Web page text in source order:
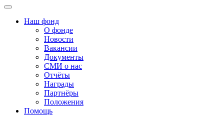
Наш фонд
О фонде
Новости
Вакансии
Документы
СМИ о нас
Отчёты
Награды
Партнёры
Положения
Помощь